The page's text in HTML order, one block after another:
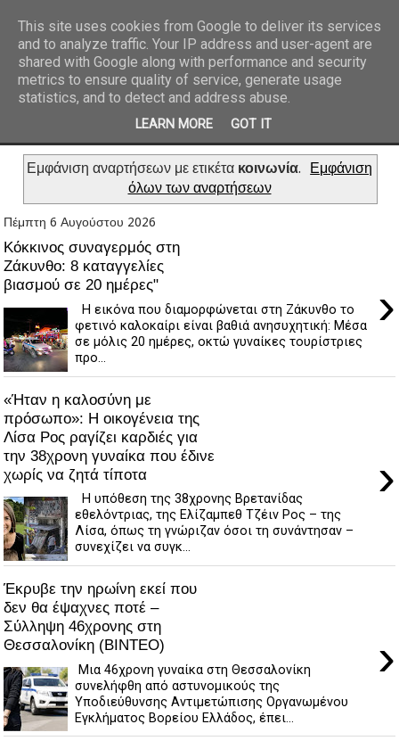
REPORTAZ NET
Εμφάνιση αναρτήσεων με ετικέτα κοινωνία.
Εμφάνιση
όλων των αναρτήσεων
Πέμπτη 6 Αυγούστου 2026
Κόκκινος συναγερμός στη
Ζάκυνθο: 8 καταγγελίες
βιασμού σε 20 ημέρες"
›
Η εικόνα που διαμορφώνεται στη Ζάκυνθο το
φετινό καλοκαίρι είναι βαθιά ανησυχητική: Μέσα
σε μόλις 20 ημέρες, οκτώ γυναίκες τουρίστριες
προ...
«Ήταν η καλοσύνη με
πρόσωπο»: Η οικογένεια της
Λίσα Ρος ραγίζει καρδιές για
την 38χρονη γυναίκα που έδινε
χωρίς να ζητά τίποτα
›
Η υπόθεση της 38χρονης Βρετανίδας
εθελόντριας, της Ελίζαμπεθ Τζέιν Ρος – της
Λίσα, όπως τη γνώριζαν όσοι τη συνάντησαν –
συνεχίζει να συγκ...
Έκρυβε την ηρωίνη εκεί που
δεν θα έψαχνες ποτέ –
Σύλληψη 46χρονης στη
Θεσσαλονίκη (ΒΙΝΤΕΟ)
›
Μια 46χρονη γυναίκα στη Θεσσαλονίκη
συνελήφθη από αστυνομικούς της
Υποδιεύθυνσης Αντιμετώπισης Οργανωμένου
Εγκλήματος Βορείου Ελλάδος, έπει...
This site uses cookies from Google to deliver its services
and to analyze traffic. Your IP address and user-agent are
shared with Google along with performance and security
metrics to ensure quality of service, generate usage
statistics, and to detect and address abuse.
LEARN MORE GOT IT